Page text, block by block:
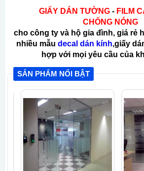
GIẤYDÁN TƯỜNG- FILM
CHỐNG NÓNG
cho công ty và hộ gia đình, giá rẻ
nhiều mẫu decal dán kính,giấy
hợp với mọi yêu cầu của
SẢN PHẨM NỔI BẬT